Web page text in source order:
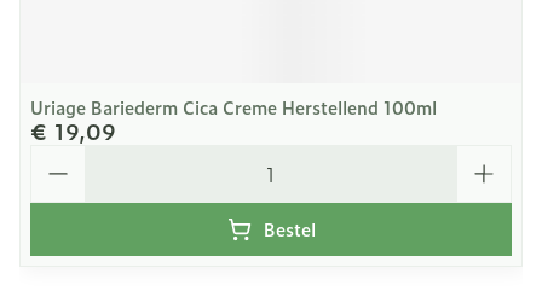
Uriage Bariederm Cica Creme Herstellend 100ml
€ 19,09
Bestel